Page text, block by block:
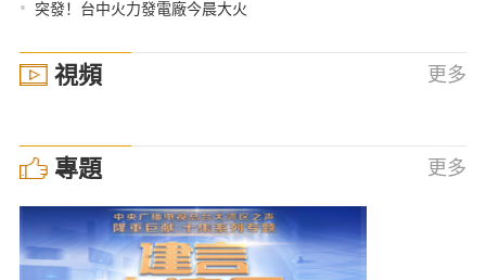
• 突發！台中火力發電廠今晨大火
視頻 更多
專題 更多